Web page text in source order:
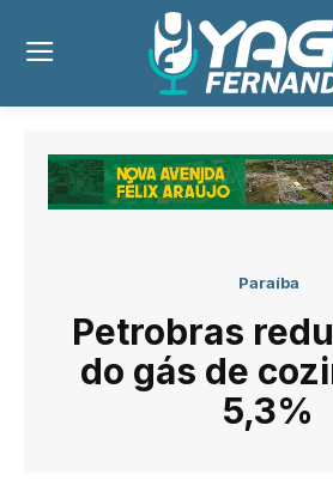
Paraíba
Petrobras
do gás de
5,3%